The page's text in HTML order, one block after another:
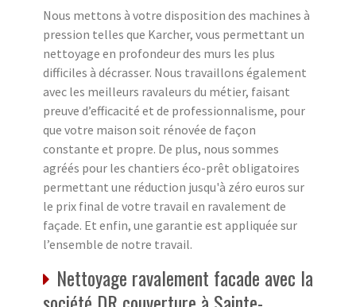
Nous mettons à votre disposition des machines à
pression telles que Karcher, vous permettant un
nettoyage en profondeur des murs les plus
difficiles à décrasser. Nous travaillons également
avec les meilleurs ravaleurs du métier, faisant
preuve d’efficacité et de professionnalisme, pour
que votre maison soit rénovée de façon
constante et propre. De plus, nous sommes
agréés pour les chantiers éco-prêt obligatoires
permettant une réduction jusqu'à zéro euros sur
le prix final de votre travail en ravalement de
façade. Et enfin, une garantie est appliquée sur
l’ensemble de notre travail.
Nettoyage ravalement facade avec la